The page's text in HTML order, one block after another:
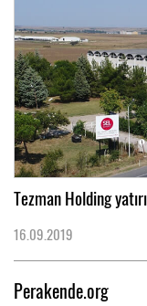
Tezman Holding
16.09.2019
Perakende.org